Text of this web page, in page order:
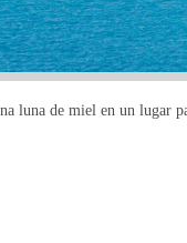
luna de miel en un lugar